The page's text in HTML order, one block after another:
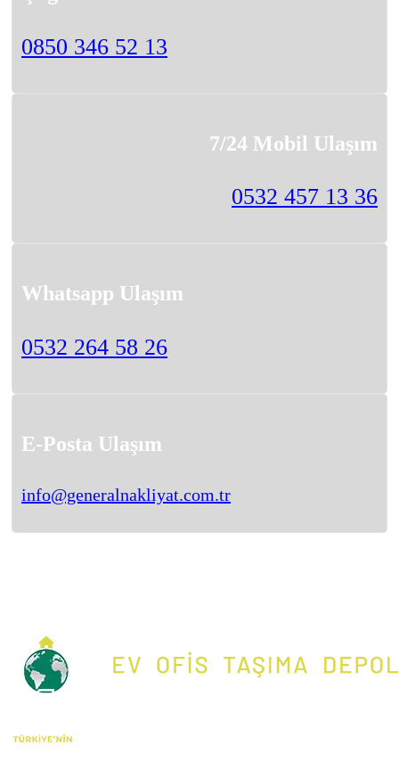
0850 346 52 13
7/24 Mobil Ulaşım
0532 457 13 36
Whatsapp Ulaşım
0532 264 58 26
E-Posta Ulaşım
info@generalnakliyat.com.tr